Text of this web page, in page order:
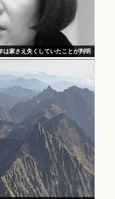
家さえ失くしていたことが判明